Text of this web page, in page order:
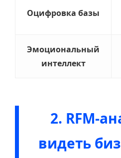
Оцифровка базы
Эмоциональный
интеллект
2. RFM-
видеть